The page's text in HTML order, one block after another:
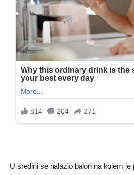
U sredini se nalazio balon na kojem je